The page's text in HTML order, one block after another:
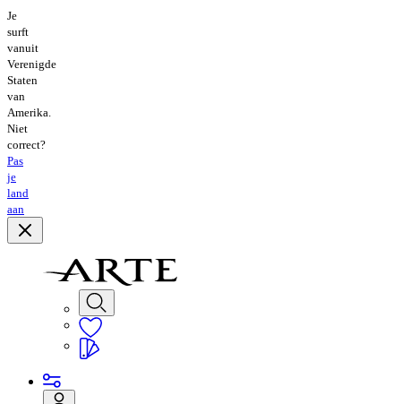
Je
surft
vanuit
Verenigde
Staten
van
Amerika.
Niet
correct?
Pas
je
land
aan